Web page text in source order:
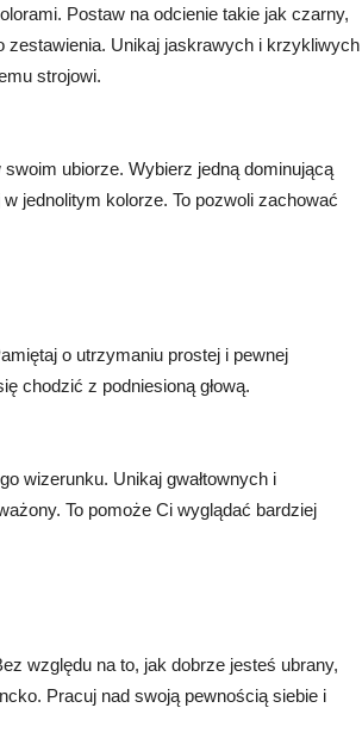
Postaw na odcienie takie jak czarny,
zestawienia. Unikaj jaskrawych i krzykliwych
strojowi.
ubiorze. Wybierz jedną dominującą
jednolitym kolorze. To pozwoli zachować
o utrzymaniu prostej i pewnej
chodzić z podniesioną głową.
wizerunku. Unikaj gwałtownych i
To pomoże Ci wyglądać bardziej
względu na to, jak dobrze jesteś ubrany,
Pracuj nad swoją pewnością siebie i